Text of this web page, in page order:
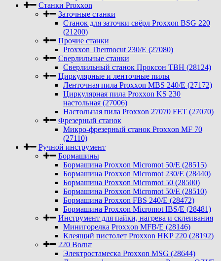
Станки Proxxon
Заточные станки
Станок для заточки свёрл Proxxon BSG 220
(21200)
Прочие станки
Proxxon Thermocut 230/E (27080)
Сверлильные станки
Сверлильный станок Проксон TBH (28124)
Циркулярные и ленточные пилы
Ленточная пила Proxxon MBS 240/E (27172)
Циркулярная пила Proxxon KS 230
настольная (27006)
Настольная пила Proxxon 27070 FET (27070)
Фрезерный станок
Микро-фрезерный станок Proxxon MF 70
(27110)
Ручной инструмент
Бормашины
Бормашина Proxxon Micromot 50/E (28515)
Бормашина Proxxon Micromot 230/E (28440)
Бормашина Proxxon Micromot 50 (28500)
Бормашина Proxxon Micromot 50/E (28510)
Бормашина Proxxon FBS 240/Е (28472)
Бормашина Proxxon Micromot IBS/E (28481)
Инструмент для пайки, нагрева и склеивания
Минигорелка Proxxon MFB/E (28146)
Клеящий пистолет Proxxon HKP 220 (28192)
220 Вольт
Электростамеска Proxxon MSG (28644)